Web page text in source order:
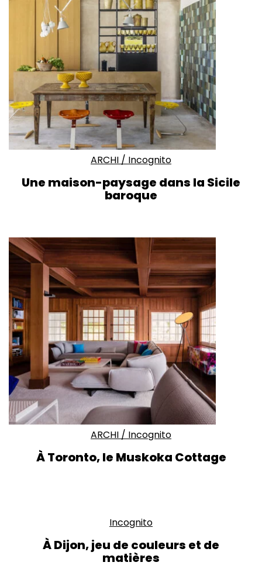
ARCHI / Incognito
Une maison-paysage dans la Sicile
baroque
ARCHI / Incognito
À Toronto, le Muskoka Cottage
Incognito
À Dijon, jeu de couleurs et de
matières